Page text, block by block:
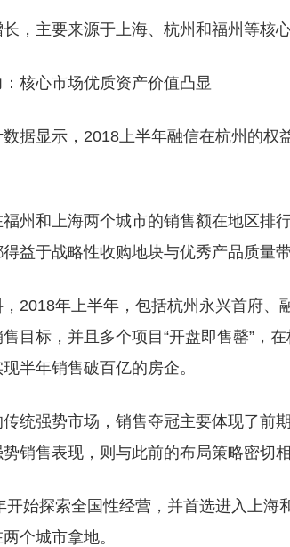
，主要来源于上海、杭州和福州等核心
核心市场优质资产价值凸显
据显示，2018上半年融信在杭州的权
福州和上海两个城市的销售额在地区排
益于战略性收购地块与优秀产品质量
2018年上半年，包括杭州永兴首府、
目标，并且多个项目“开盘即售罄”，
半年销售破百亿的房企。
统强势市场，销售夺冠主要体现了前
销售表现，则与此前的布局策略密切相
开始探索全国性经营，并首选进入上海
个城市拿地。